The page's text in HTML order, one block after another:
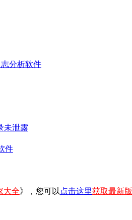
志分析软件
未泄露
件
大全》，您可以 点击这里获取最新版